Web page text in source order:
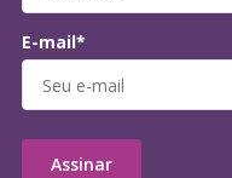
E-mail*
Assinar